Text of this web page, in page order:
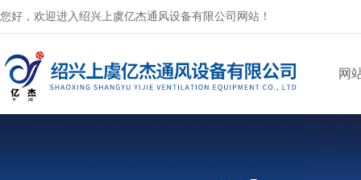
您好，欢迎进入绍兴上虞亿杰通风设备有限公司网站！
网